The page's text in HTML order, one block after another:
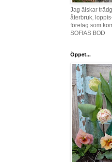
Jag älskar
återbruk,
företag som
SOFIAS BOD
Öppet...